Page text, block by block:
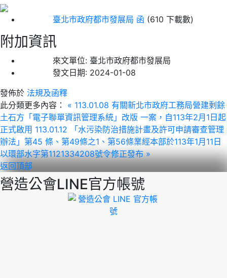
臺北市政府都市發展局 函 (610 下載數)
附加資訊
來文單位: 臺北市政府都市發展局
發文日期: 2024-01-08
發佈於 法規及函釋
此分類更多內容：
« 113.01.08 有關新北市政府工務局營建剩餘
土石方「電子聯單資訊管理系統」改版 一案，自113年2月1日起
正式啟用 113.01.12 「水污染防治措施計畫及許可申請審查管理
辦法」第45 條、第49條之1、第56條業經本部於113年1月11日
以環部水字第1121334208號令修正發布 »
返回頂部
營造公會LINE官方帳號